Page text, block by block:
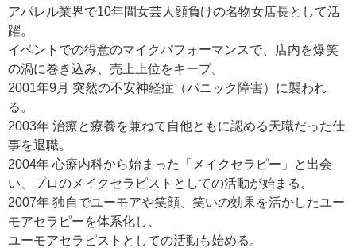
アパレル業界で10年間女芸人顔負けの名物女店長として活
躍。
イベントでの得意のマイクパフォーマンスで、店内を爆笑
の渦に巻き込み、売上上位をキープ。
2001年9月 突然の不安神経症（パニック障害）に襲われ
る。
2003年 治療と療養を兼ねて自他ともに認める天職だった仕
事を退職。
2004年 心療内科から始まった「メイクセラピー」と出会
い、プロのメイクセラピストとしての活動が始まる。
2007年 独自でユーモアや笑顔、笑いの効果を活かしたユー
モアセラピーを体系化し、
ユーモアセラピストとしての活動も始める。